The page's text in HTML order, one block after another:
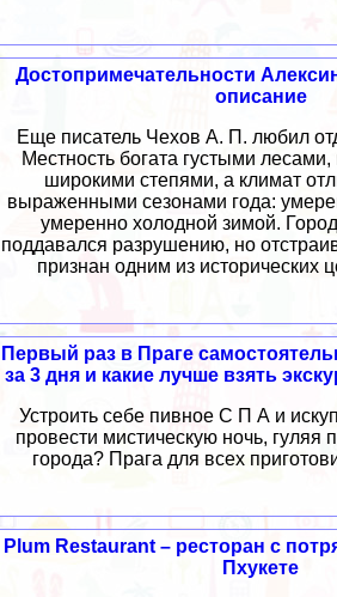
Достопримечательности
описание
Еще писатель Чехов А. П. любил
Местность богата густыми
широкими степями, а климат
выраженными сезонами года:
умеренно холодной зимой.
поддавался разрушению, но
признан одним из исторических
Первый раз в Праге
за 3 дня и какие лучше взять
Устроить себе пивное С П А и
провести мистическую ночь, гуляя
города? Прага для всех
Plum Restaurant – ресторан с
Пхукете